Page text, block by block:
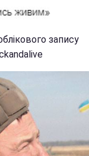
запису